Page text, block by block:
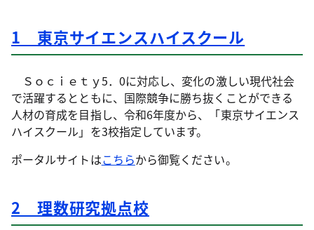
1 東京サイエンスハイスクール
Ｓｏｃｉｅｔｙ5．0に対応し、変化の激しい現代社会
で活躍するとともに、国際競争に勝ち抜くことができる
人材の育成を目指し、令和6年度から、「東京サイエンス
ハイスクール」を3校指定しています。
ポータルサイトはこちらから御覧ください。
2 理数研究拠点校